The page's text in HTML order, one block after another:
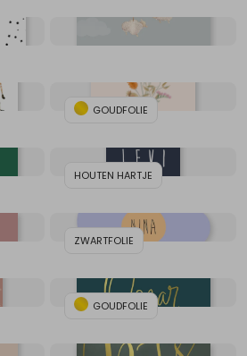
GOUDFOLIE
HOUTEN HARTJE
ZWARTFOLIE
GOUDFOLIE